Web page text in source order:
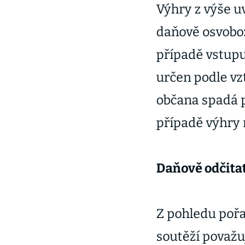
Výhry z výše
daňově
případě
určen podle
občana spadá
případě výhry
Daňově
Z pohledu
soutěží